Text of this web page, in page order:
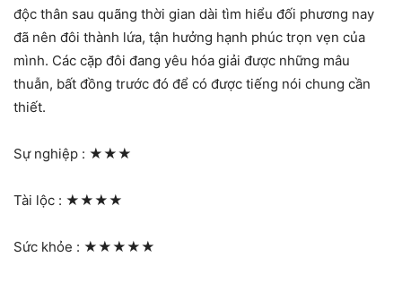
độc thân sau quãng thời gian dài tìm hiểu đối phương nay
đã nên đôi thành lứa, tận hưởng hạnh phúc trọn vẹn của
mình. Các cặp đôi đang yêu hóa giải được những mâu
thuẫn, bất đồng trước đó để có được tiếng nói chung cần
thiết.
Sự nghiệp : ★★★
Tài lộc : ★★★★
Sức khỏe : ★★★★★